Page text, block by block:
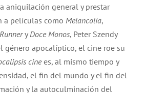
aniquilación general y prestar
a películas como Melancolía,
yDoce Monos, Peter Szendy
género apocalíptico, el cine roe su
cinees, al mismo tiempo y
el fin del mundo y el fin del
y la autoculminación del